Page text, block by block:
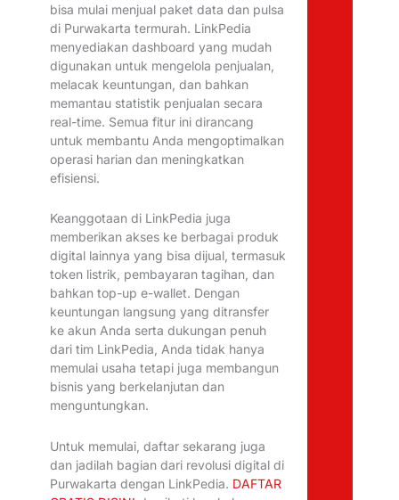
bisa mulai menjual paket data dan pulsa
di Purwakarta termurah. LinkPedia
menyediakan dashboard yang mudah
digunakan untuk mengelola penjualan,
melacak keuntungan, dan bahkan
memantau statistik penjualan secara
real-time. Semua fitur ini dirancang
untuk membantu Anda mengoptimalkan
operasi harian dan meningkatkan
efisiensi.
Keanggotaan di LinkPedia juga
memberikan akses ke berbagai produk
digital lainnya yang bisa dijual, termasuk
token listrik, pembayaran tagihan, dan
bahkan top-up e-wallet. Dengan
keuntungan langsung yang ditransfer
ke akun Anda serta dukungan penuh
dari tim LinkPedia, Anda tidak hanya
memulai usaha tetapi juga membangun
bisnis yang berkelanjutan dan
menguntungkan.
Untuk memulai, daftar sekarang juga
dan jadilah bagian dari revolusi digital di
Purwakarta dengan LinkPedia. DAFTAR